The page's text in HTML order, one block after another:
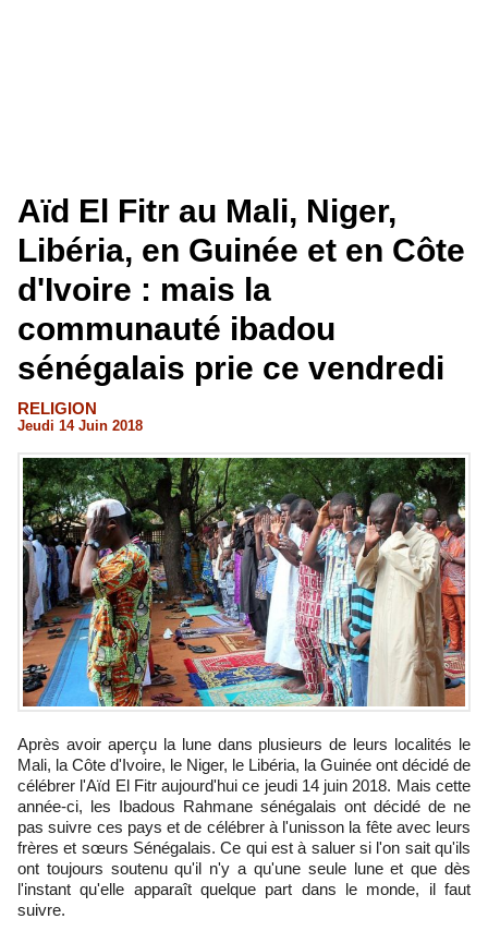
Aïd El Fitr au Mali, Niger,
Libéria, en Guinée et en Côte
d'Ivoire : mais la
communauté ibadou
sénégalais prie ce vendredi
RELIGION
Jeudi 14 Juin 2018
Après avoir aperçu la lune dans plusieurs de leurs localités le
Mali, la Côte d'Ivoire, le Niger, le Libéria, la Guinée ont décidé de
célébrer l'Aïd El Fitr aujourd'hui ce jeudi 14 juin 2018. Mais cette
année-ci, les Ibadous Rahmane sénégalais ont décidé de ne
pas suivre ces pays et de célébrer à l'unisson la fête avec leurs
frères et sœurs Sénégalais. Ce qui est à saluer si l'on sait qu'ils
ont toujours soutenu qu'il n'y a qu'une seule lune et que dès
l'instant qu'elle apparaît quelque part dans le monde, il faut
suivre.